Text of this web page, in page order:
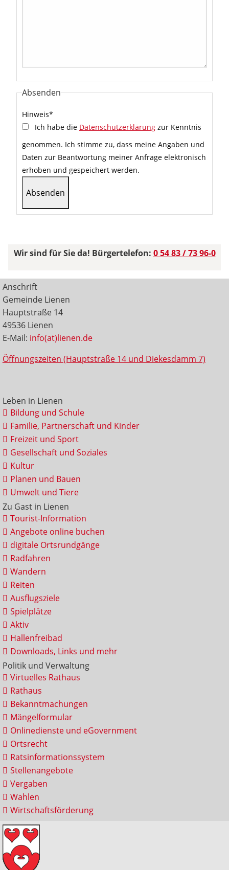
Absenden
Hinweis*
Ich habe die Datenschutzerklärung zur Kenntnis
genommen. Ich stimme zu, dass meine Angaben und
Daten zur Beantwortung meiner Anfrage elektronisch
erhoben und gespeichert werden.
Wir sind für Sie da! Bürgertelefon: 0 54 83 / 73 96-0
Anschrift
Gemeinde Lienen
Hauptstraße 14
49536 Lienen
E-Mail: info(at)lienen.de
Öffnungszeiten (Hauptstraße 14 und Diekesdamm 7)
Leben in Lienen
Bildung und Schule
Familie, Partnerschaft und Kinder
Freizeit und Sport
Gesellschaft und Soziales
Kultur
Planen und Bauen
Umwelt und Tiere
Zu Gast in Lienen
Tourist-Information
Angebote online buchen
digitale Ortsrundgänge
Radfahren
Wandern
Reiten
Ausflugsziele
Spielplätze
Aktiv
Hallenfreibad
Downloads, Links und mehr
Politik und Verwaltung
Virtuelles Rathaus
Rathaus
Bekanntmachungen
Mängelformular
Onlinedienste und eGovernment
Ortsrecht
Ratsinformationssystem
Stellenangebote
Vergaben
Wahlen
Wirtschaftsförderung